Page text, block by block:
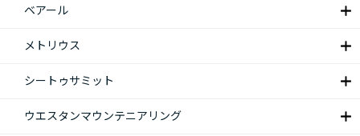
ベアール
メトリウス
シートゥサミット
ウエスタンマウンテニアリング